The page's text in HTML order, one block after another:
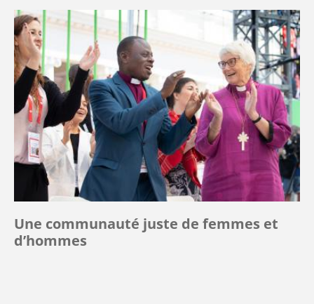
Une communauté juste de femmes et
d’hommes